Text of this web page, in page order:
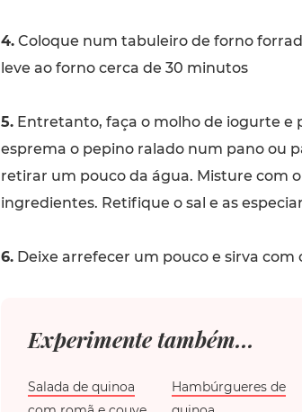
4.Coloque num tabuleiro de forno
leve ao forno cerca de 30 minutos
5.Entretanto, faça o molho de iogurte e
esprema o pepino ralado num pano ou
retirar um pouco da água. Misture com
ingredientes. Retifique o sal e as
6.Deixe arrefecer um pouco e sirva com
Experimente também...
Salada de quinoa
Hambúrgueres de